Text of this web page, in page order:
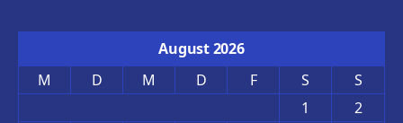
August 2026
M
D M D F S
S
1
2